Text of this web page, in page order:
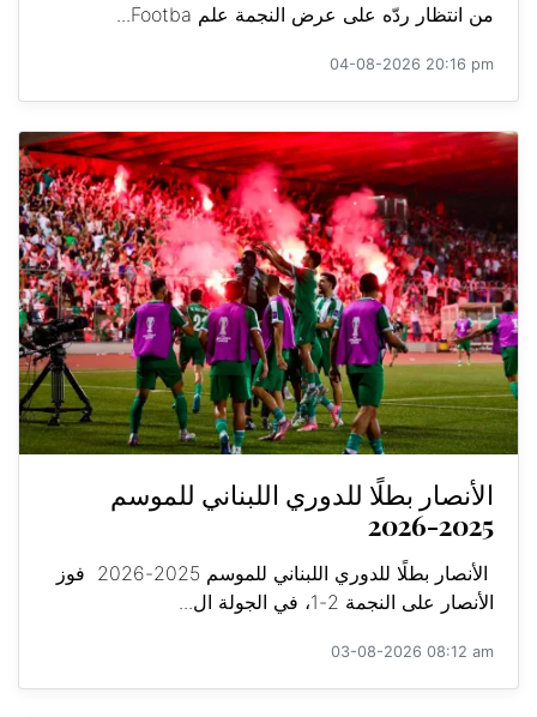
من انتظار ردّه على عرض النجمة علم Footba...
04-08-2026 20:16 pm
الأنصار بطلًا للدوري اللبناني للموسم
2025-2026
الأنصار بطلًا للدوري اللبناني للموسم 2025-2026 فوز
الأنصار على النجمة 2-1، في الجولة ال...
03-08-2026 08:12 am